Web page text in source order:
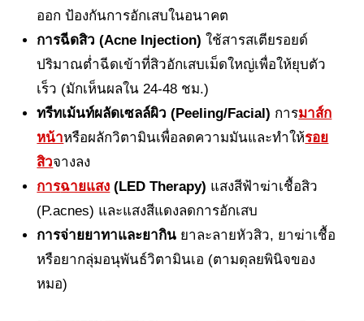
ออก ป้องกันการอักเสบในอนาคต
การฉีดสิว (Acne Injection) ใช้สารสเตียรอยด์
ปริมาณต่ำฉีดเข้าที่สิวอักเสบเม็ดใหญ่เพื่อให้ยุบตัว
เร็ว (มักเห็นผลใน 24-48 ชม.)
ทรีทเม้นท์ผลัดเซลล์ผิว (Peeling/Facial) การมาส์ก
หน้าหรือผลักวิตามินเพื่อลดความมันและทำให้รอย
สิวจางลง
การฉายแสง (LED Therapy) แสงสีฟ้าฆ่าเชื้อสิว
(P.acnes) และแสงสีแดงลดการอักเสบ
การจ่ายยาทาและยากิน ยาละลายหัวสิว, ยาฆ่าเชื้อ
หรือยากลุ่มอนุพันธ์วิตามินเอ (ตามดุลยพินิจของ
หมอ)